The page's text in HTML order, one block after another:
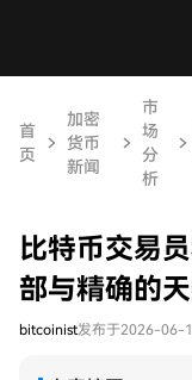
首
页
加密
货币
新闻
市
场
分
析
比特币交易
部与精确的
bitcoinist发布于2026-06-